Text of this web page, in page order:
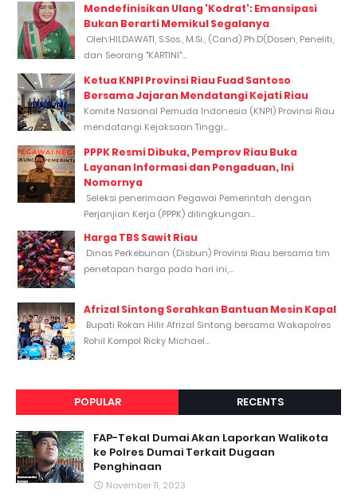
Mendefinisikan Ulang 'Kodrat': Emansipasi
Bukan Berarti Memikul Segalanya
Oleh:HILDAWATI, S.Sos., M.Si., (Cand) Ph.D(Dosen, Peneliti,
dan Seorang "KARTINI"...
Ketua KNPI Provinsi Riau Fuad Santoso
Bersama Jajaran Mendatangi Kejati Riau
Komite Nasional Pemuda Indonesia (KNPI) Provinsi Riau
mendatangi Kejaksaan Tinggi...
PPPK Resmi Dibuka, Pemprov Riau Buka
Layanan Informasi dan Pengaduan, Ini
Nomornya
Seleksi penerimaan Pegawai Pemerintah dengan
Perjanjian Kerja (PPPK) dilingkungan...
Harga TBS Sawit Riau
Dinas Perkebunan (Disbun) Provinsi Riau bersama tim
penetapan harga pada hari ini,...
Afrizal Sintong Serahkan Bantuan Mesin Kapal
Bupati Rokan Hilir Afrizal Sintong bersama Wakapolres
Rohil Kompol Ricky Michael...
POPULAR RECENTS
FAP-Tekal Dumai Akan Laporkan Walikota
ke Polres Dumai Terkait Dugaan
Penghinaan
November 11, 2023